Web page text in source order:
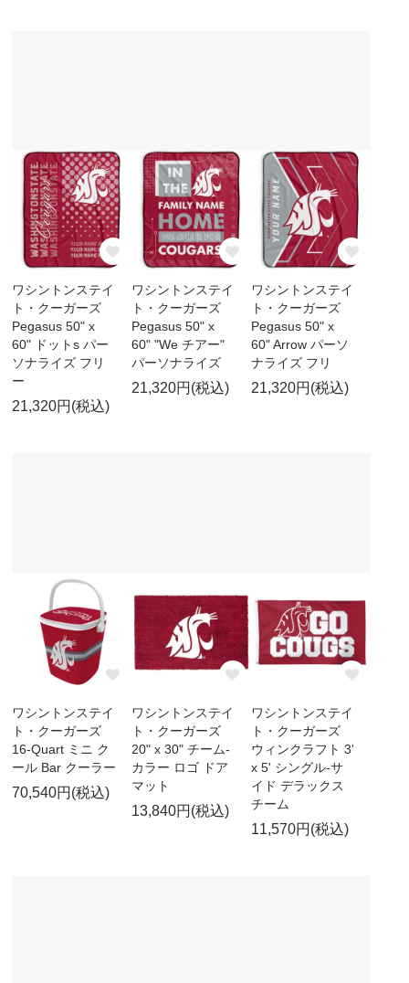
ワシントンステイ
ト・クーガーズ
Pegasus 50" x
60" ドットs パー
ソナライズ フリ
ー
21,320円(税込)
ワシントンステイ
ト・クーガーズ
Pegasus 50" x
60" "We チアー"
パーソナライズ
21,320円(税込)
ワシントンステイ
ト・クーガーズ
Pegasus 50" x
60" Arrow パーソ
ナライズ フリ
21,320円(税込)
ワシントンステイ
ト・クーガーズ
16-Quart ミニ ク
ール Bar クーラー
70,540円(税込)
ワシントンステイ
ト・クーガーズ
20" x 30" チーム-
カラー ロゴ ドア
マット
13,840円(税込)
ワシントンステイ
ト・クーガーズ
ウィンクラフト 3'
x 5' シングル-サ
イド デラックス
チーム
11,570円(税込)